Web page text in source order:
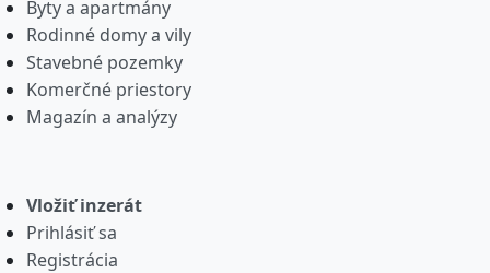
Byty a apartmány
Rodinné domy a vily
Stavebné pozemky
Komerčné priestory
Magazín a analýzy
Vložiť inzerát
Prihlásiť sa
Registrácia